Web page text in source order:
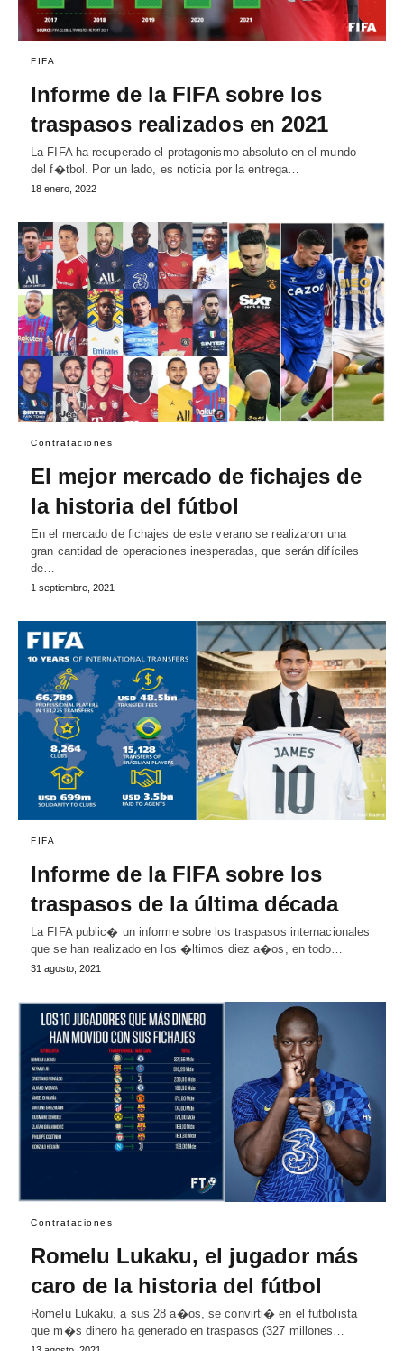
FIFA
Informe de la FIFA sobre los
traspasos realizados en 2021
La FIFA ha recuperado el protagonismo absoluto en el mundo
del f�tbol. Por un lado, es noticia por la entrega…
18 enero, 2022
Contrataciones
El mejor mercado de fichajes de
la historia del fútbol
En el mercado de fichajes de este verano se realizaron una
gran cantidad de operaciones inesperadas, que serán difíciles
de…
1 septiembre, 2021
FIFA
Informe de la FIFA sobre los
traspasos de la última década
La FIFA public� un informe sobre los traspasos internacionales
que se han realizado en los �ltimos diez a�os, en todo…
31 agosto, 2021
Contrataciones
Romelu Lukaku, el jugador más
caro de la historia del fútbol
Romelu Lukaku, a sus 28 a�os, se convirti� en el futbolista
que m�s dinero ha generado en traspasos (327 millones…